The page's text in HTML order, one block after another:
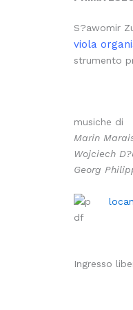
S?awomir
viola
strumento
musiche di
Marin
Wojciech
Georg
Ingresso